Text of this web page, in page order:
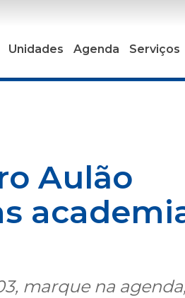
Unidades Agenda Serviços
Aulão
marque na agenda,